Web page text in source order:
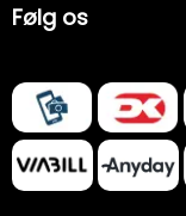
Følg os